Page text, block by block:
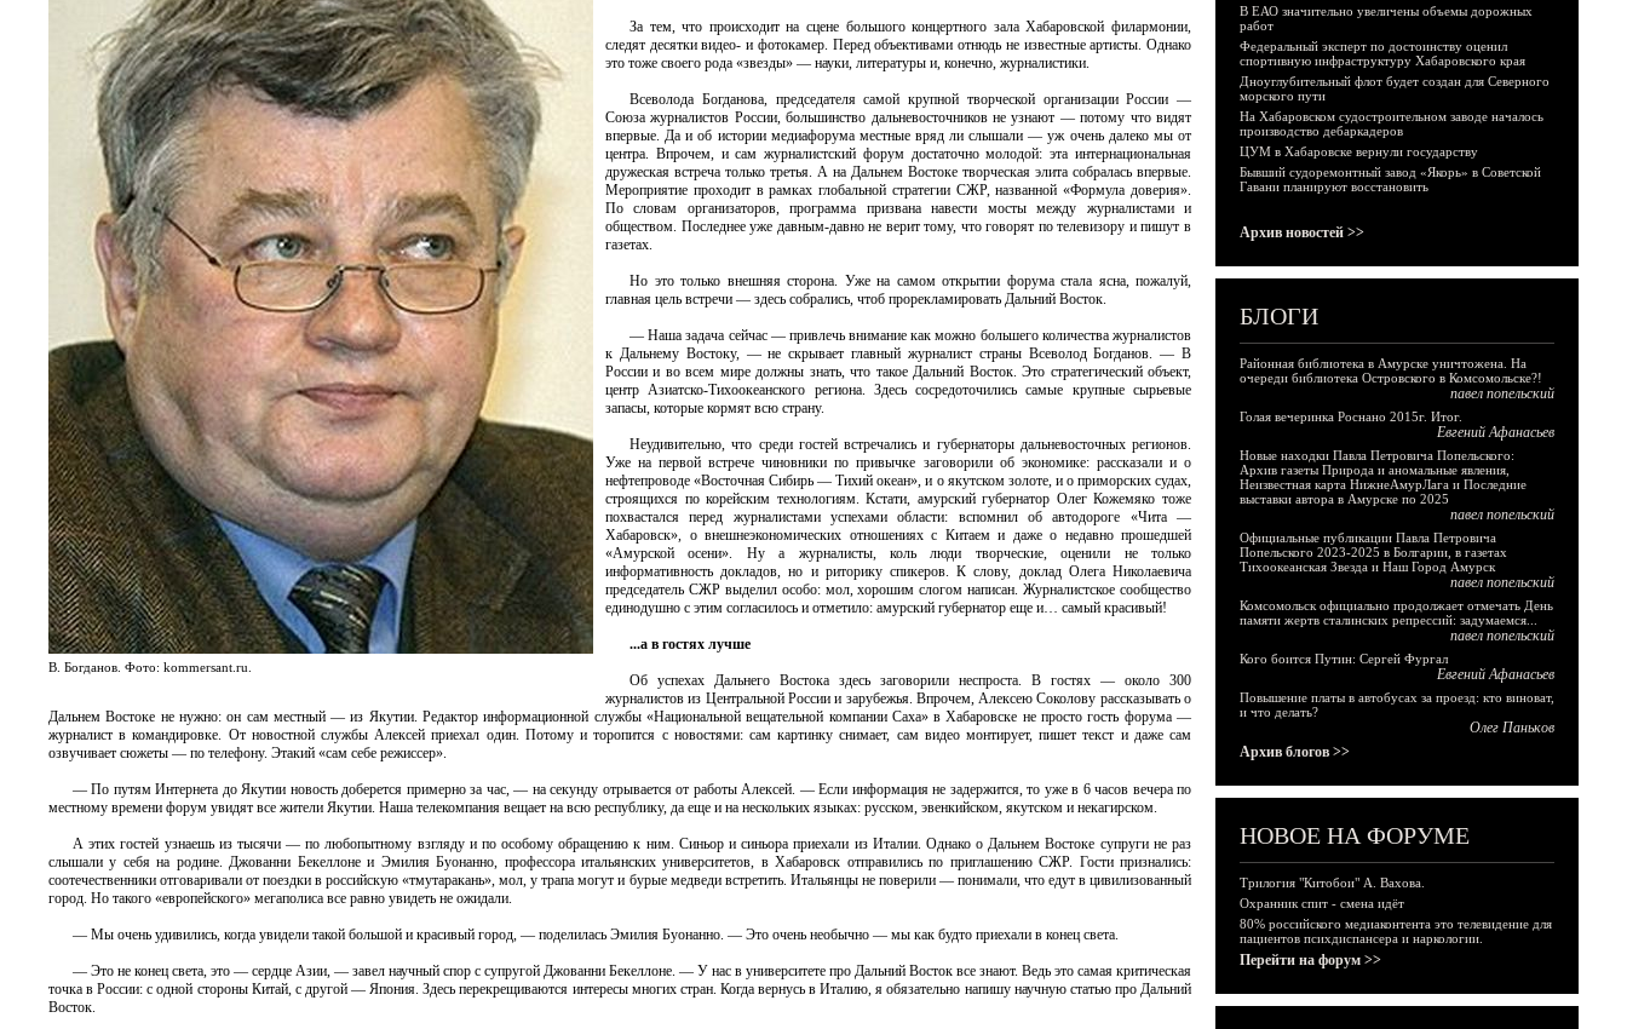
В. Богданов. Фото: kommersant.ru.
За тем, что происходит на сцене большого концертного зала Хабаровской филармонии,
следят десятки видео- и фотокамер. Перед объективами отнюдь не известные артисты. Однако
это тоже своего рода «звезды» — науки, литературы и, конечно, журналистики.
Всеволода Богданова, председателя самой крупной творческой организации России —
Союза журналистов России, большинство дальневосточников не узнают — потому что видят
впервые. Да и об истории медиафорума местные вряд ли слышали — уж очень далеко мы от
центра. Впрочем, и сам журналистский форум достаточно молодой: эта интернациональная
дружеская встреча только третья. А на Дальнем Востоке творческая элита собралась впервые.
Мероприятие проходит в рамках глобальной стратегии СЖР, названной «Формула доверия».
По словам организаторов, программа призвана навести мосты между журналистами и
обществом. Последнее уже давным-давно не верит тому, что говорят по телевизору и пишут в
газетах.
Но это только внешняя сторона. Уже на самом открытии форума стала ясна, пожалуй,
главная цель встречи — здесь собрались, чтоб прорекламировать Дальний Восток.
— Наша задача сейчас — привлечь внимание как можно большего количества журналистов
к Дальнему Востоку, — не скрывает главный журналист страны Всеволод Богданов. — В
России и во всем мире должны знать, что такое Дальний Восток. Это стратегический объект,
центр Азиатско-Тихоокеанского региона. Здесь сосредоточились самые крупные сырьевые
запасы, которые кормят всю страну.
Неудивительно, что среди гостей встречались и губернаторы дальневосточных регионов.
Уже на первой встрече чиновники по привычке заговорили об экономике: рассказали и о
нефтепроводе «Восточная Сибирь — Тихий океан», и о якутском золоте, и о приморских судах,
строящихся по корейским технологиям. Кстати, амурский губернатор Олег Кожемяко тоже
похвастался перед журналистами успехами области: вспомнил об автодороге «Чита —
Хабаровск», о внешнеэкономических отношениях с Китаем и даже о недавно прошедшей
«Амурской осени». Ну а журналисты, коль люди творческие, оценили не только
информативность докладов, но и риторику спикеров. К слову, доклад Олега Николаевича
председатель СЖР выделил особо: мол, хорошим слогом написан. Журналистское сообщество
единодушно с этим согласилось и отметило: амурский губернатор еще и… самый красивый!
...а в гостях лучше
Об успехах Дальнего Востока здесь заговорили неспроста. В гостях — около 300
журналистов из Центральной России и зарубежья. Впрочем, Алексею Соколову рассказывать о
Дальнем Востоке не нужно: он сам местный — из Якутии. Редактор информационной службы «Национальной вещательной компании Саха» в Хабаровске не просто гость форума —
журналист в командировке. От новостной службы Алексей приехал один. Потому и торопится с новостями: сам картинку снимает, сам видео монтирует, пишет текст и даже сам
озвучивает сюжеты — по телефону. Этакий «сам себе режиссер».
— По путям Интернета до Якутии новость доберется примерно за час, — на секунду отрывается от работы Алексей. — Если информация не задержится, то уже в 6 часов вечера по
местному времени форум увидят все жители Якутии. Наша телекомпания вещает на всю республику, да еще и на нескольких языках: русском, эвенкийском, якутском и некагирском.
А этих гостей узнаешь из тысячи — по любопытному взгляду и по особому обращению к ним. Синьор и синьора приехали из Италии. Однако о Дальнем Востоке супруги не раз
слышали у себя на родине. Джованни Бекеллоне и Эмилия Буонанно, профессора итальянских университетов, в Хабаровск отправились по приглашению СЖР. Гости признались:
соотечественники отговаривали от поездки в российскую «тмутаракань», мол, у трапа могут и бурые медведи встретить. Итальянцы не поверили — понимали, что едут в цивилизованный
город. Но такого «европейского» мегаполиса все равно увидеть не ожидали.
— Мы очень удивились, когда увидели такой большой и красивый город, — поделилась Эмилия Буонанно. — Это очень необычно — мы как будто приехали в конец света.
— Это не конец света, это — сердце Азии, — завел научный спор с супругой Джованни Бекеллоне. — У нас в университете про Дальний Восток все знают. Ведь это самая критическая
точка в России: с одной стороны Китай, с другой — Япония. Здесь перекрещиваются интересы многих стран. Когда вернусь в Италию, я обязательно напишу научную статью про Дальний
Восток.
В ЕАО значительно увеличены объемы дорожных
работ
Федеральный эксперт по достоинству оценил
спортивную инфраструктуру Хабаровского края
Дноуглубительный флот будет создан для Северного
морского пути
На Хабаровском судостроительном заводе началось
производство дебаркадеров
ЦУМ в Хабаровске вернули государству
Бывший судоремонтный завод «Якорь» в Советской
Гавани планируют восстановить
Архив новостей >>
БЛОГИ
Районная библиотека в Амурске уничтожена. На
очереди библиотека Островского в Комсомольске?!
павел попельский
Голая вечеринка Роснано 2015г. Итог.
Евгений Афанасьев
Новые находки Павла Петровича Попельского:
Архив газеты Природа и аномальные явления,
Неизвестная карта НижнеАмурЛага и Последние
выставки автора в Амурске по 2025
павел попельский
Официальные публикации Павла Петровича
Попельского 2023-2025 в Болгарии, в газетах
Тихоокеанская Звезда и Наш Город Амурск
павел попельский
Комсомольск официально продолжает отмечать День
памяти жертв сталинских репрессий: задумаемся...
павел попельский
Кого боится Путин: Сергей Фургал
Евгений Афанасьев
Повышение платы в автобусах за проезд: кто виноват,
и что делать?
Олег Паньков
Архив блогов >>
НОВОЕ НА ФОРУМЕ
Трилогия "Китобои" А. Вахова.
Охранник спит - смена идёт
80% российского медиаконтента это телевидение для
пациентов психдиспансера и наркологии.
Перейти на форум >>